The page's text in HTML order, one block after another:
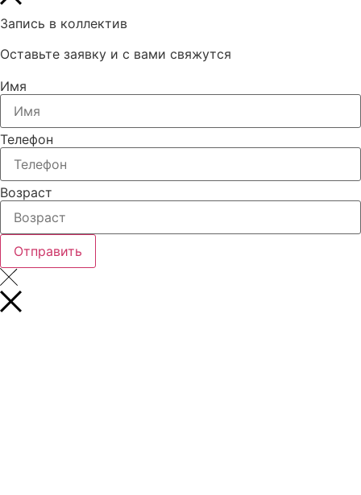
Запись в коллектив
Оставьте заявку и с вами свяжутся
Имя
Телефон
Возраст
Отправить